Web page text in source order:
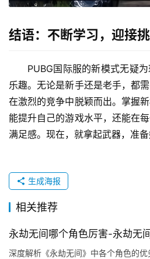
结语：不断学习，迎接
PUBG国际服的新模式无疑
乐趣。无论是新手还是老手，都
在激烈的竞争中脱颖而出。掌握
能提升自己的游戏水平，还能在
满足感。现在，就拿起武器，准备
生成海报
相关推荐
永劫无间哪个角色厉害-永劫无
深度解析《永劫无间》中各个角色的